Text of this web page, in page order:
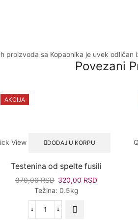
proizvoda sa Kopaonika je uvek odličan
Povezani
AKCIJA
View DODAJ U KORPU
Testenina od spelte fusili
370,00RSD Originalna
cena
je
bila:
320,00 RSDTrenutna
Težina: 0.5kg
Testenina